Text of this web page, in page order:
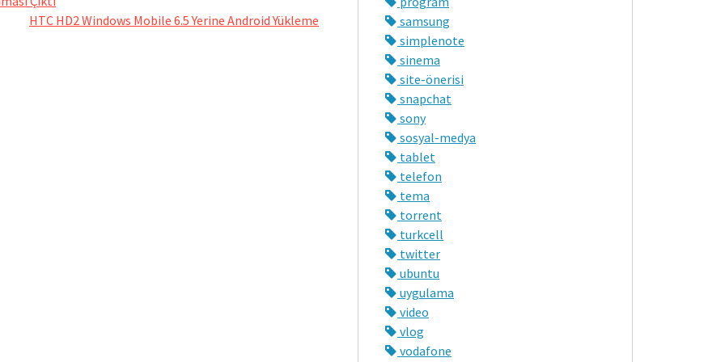
HTC HD2 Windows Mobile 6.5 Yerine Android Yükleme
samsung
simplenote
sinema
site-önerisi
snapchat
sony
sosyal-medya
tablet
telefon
tema
torrent
turkcell
twitter
ubuntu
uygulama
video
vlog
vodafone